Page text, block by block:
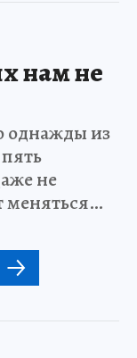
нам не
однажды из
не
меняться…